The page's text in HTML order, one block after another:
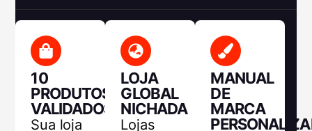
10
PRODUTOS
VALIDADOS
Sua loja
LOJA
GLOBAL
NICHADA
Lojas
MANUAL
DE
MARCA